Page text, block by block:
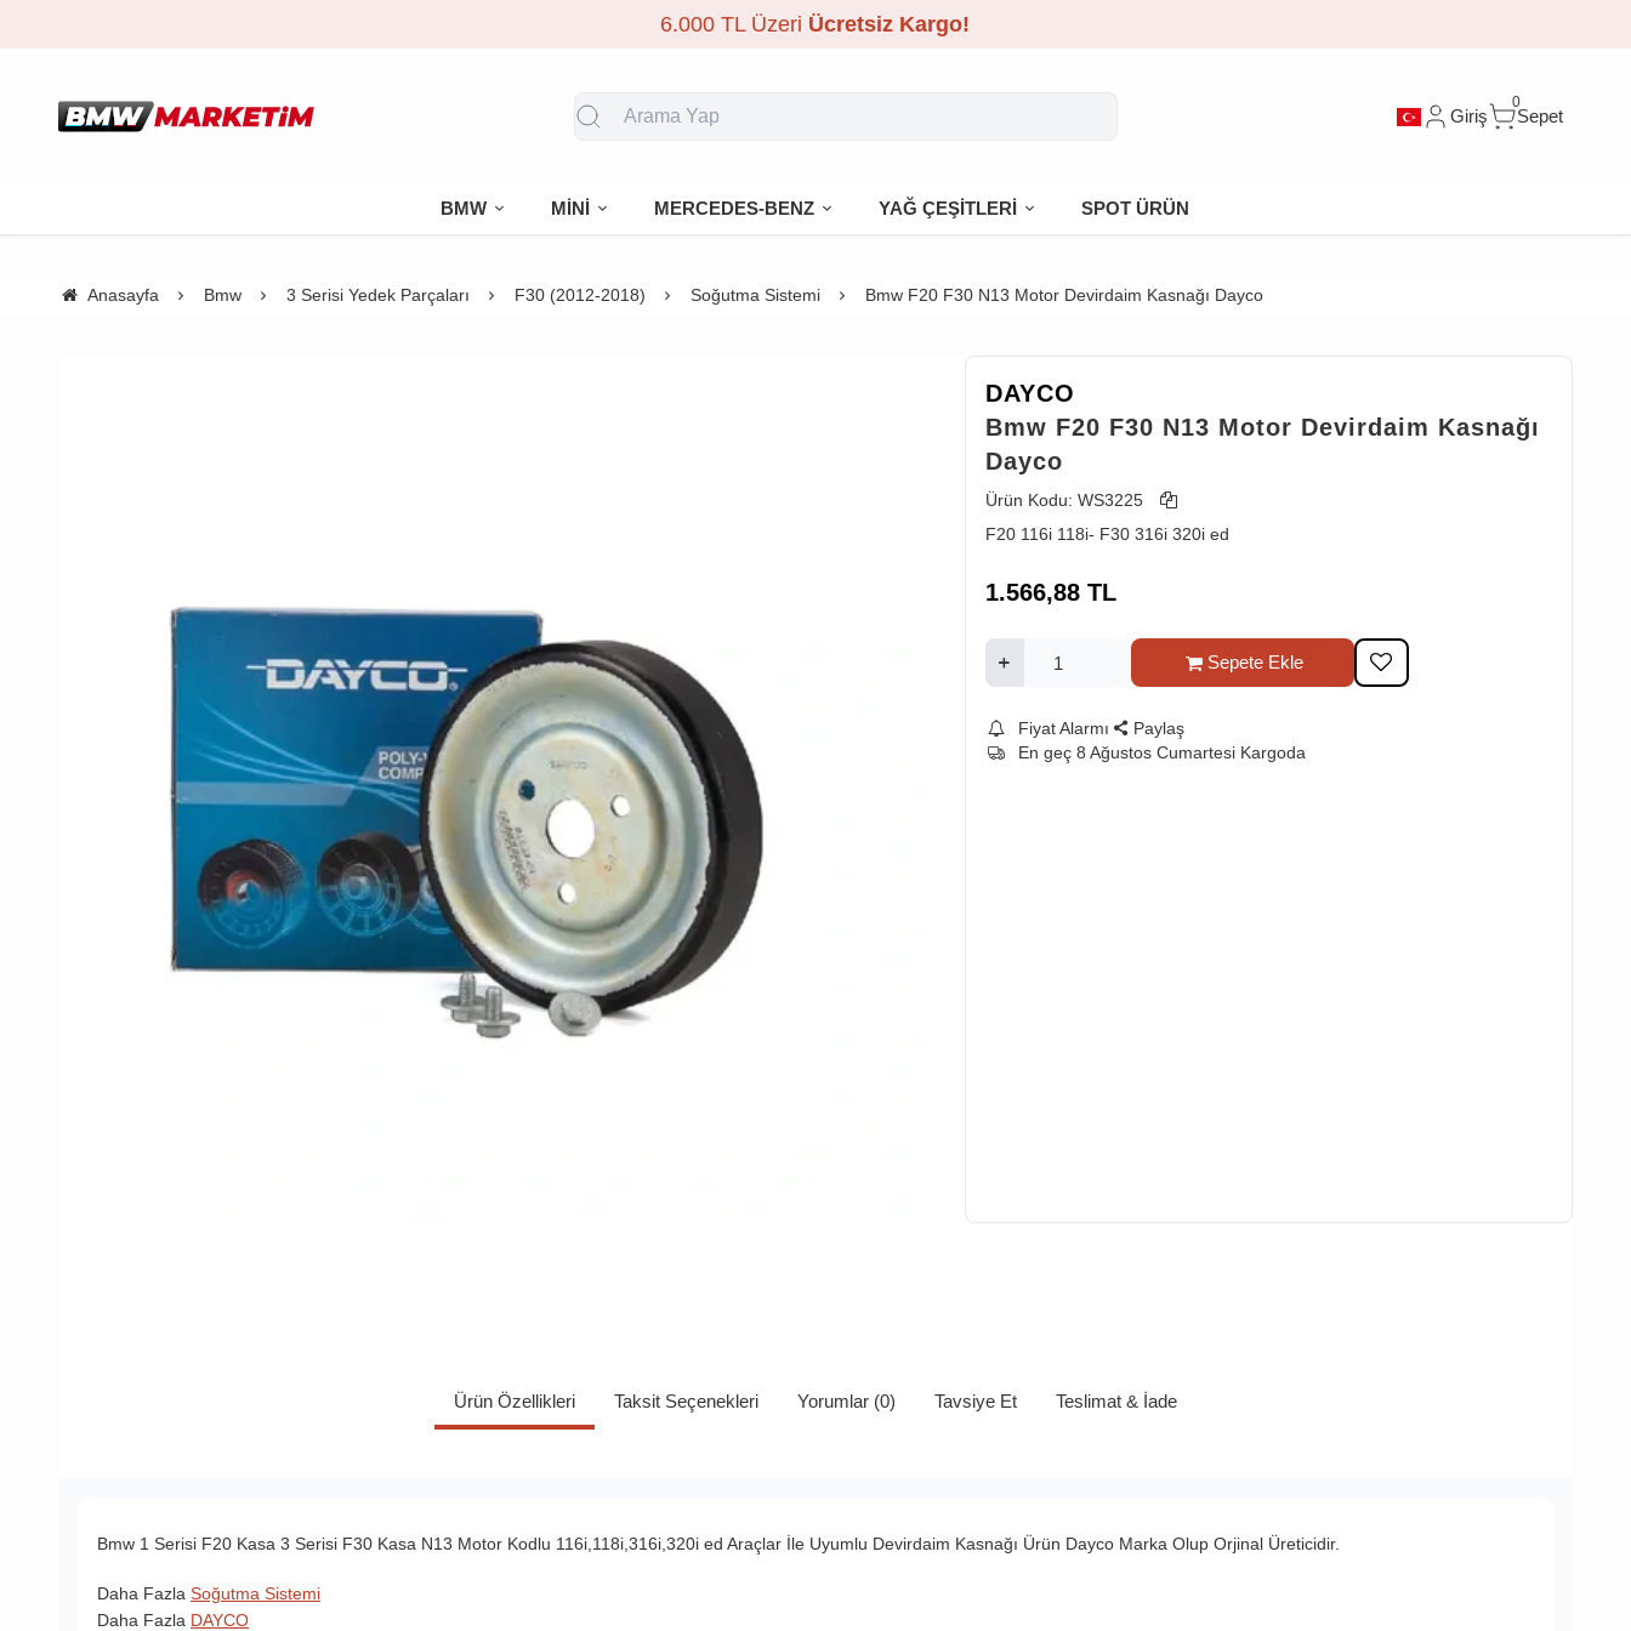
6.000 TL Üzeri Ücretsiz Kargo!
Giriş
0
Sepet
BMW MİNİ MERCEDES-BENZ YAĞ ÇEŞİTLERİ SPOT ÜRÜN
Anasayfa Bmw 3 Serisi Yedek Parçaları F30 (2012-2018) Soğutma Sistemi Bmw F20 F30 N13 Motor Devirdaim Kasnağı Dayco
DAYCO
Bmw F20 F30 N13 Motor Devirdaim Kasnağı
Dayco
Ürün Kodu: WS3225
F20 116i 118i- F30 316i 320i ed
1.566,88 TL
Sepete Ekle
Fiyat Alarmı
Paylaş
En geç 8 Ağustos Cumartesi Kargoda
Ürün Özellikleri Taksit Seçenekleri Yorumlar (0) Tavsiye Et Teslimat & İade
Bmw 1 Serisi F20 Kasa 3 Serisi F30 Kasa N13 Motor Kodlu 116i,118i,316i,320i ed Araçlar İle Uyumlu Devirdaim Kasnağı Ürün Dayco Marka Olup Orjinal Üreticidir.
Daha Fazla Soğutma Sistemi
Daha Fazla DAYCO